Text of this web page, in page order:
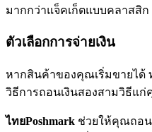
มากกว่าแจ็คเก็ตแบบคลาสสิก
ตัวเลือกการจ่ายเงิน
หากสินค้าของคุณเริ่มขายได้ ทั้
วิธีการถอนเงินสองสามวิธีแ
ไทยPoshmark ช่วยให้คุณถอน